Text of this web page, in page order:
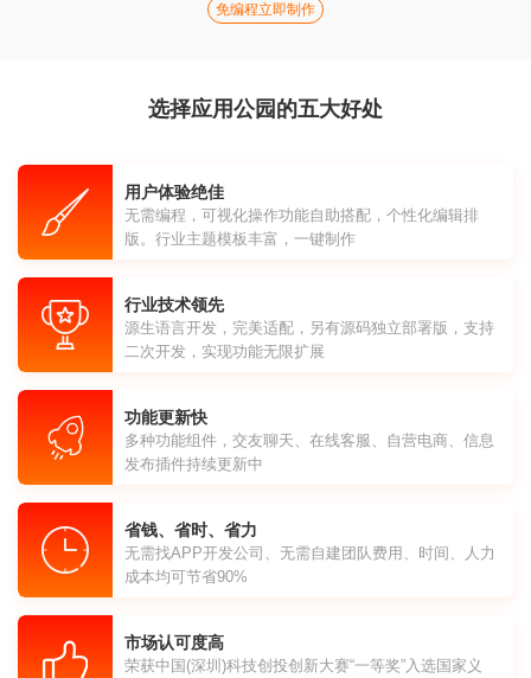
免编程立即制作
选择应用公园的五大好处
用户体验绝佳
无需编程，可视化操作功能自助搭配，个性化编辑排
版。行业主题模板丰富，一键制作
行业技术领先
源生语言开发，完美适配，另有源码独立部署版，支持
二次开发，实现功能无限扩展
功能更新快
多种功能组件，交友聊天、在线客服、自营电商、信息
发布插件持续更新中
省钱、省时、省力
无需找APP开发公司、无需自建团队费用、时间、人力
成本均可节省90%
市场认可度高
荣获中国(深圳)科技创投创新大赛“一等奖”入选国家义